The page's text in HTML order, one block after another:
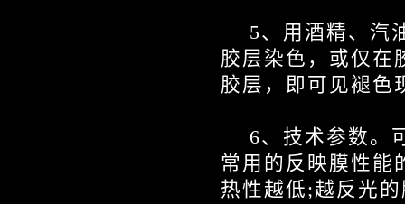
5、用酒精、汽
胶层染色，或仅在
胶层，即可见褪色
6、技术参数。
常用的反映膜性能
热性越低;越反光